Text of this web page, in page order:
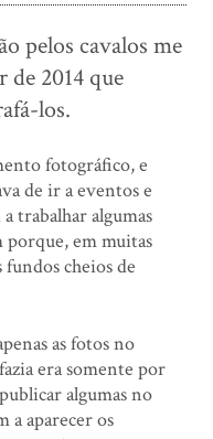
pelos cavalos me
de 2014 que
los.
fotográfico, e
de ir a eventos e
trabalhar algumas
em muitas
fundos cheios de
as fotos no
era somente por
algumas no
a aparecer os